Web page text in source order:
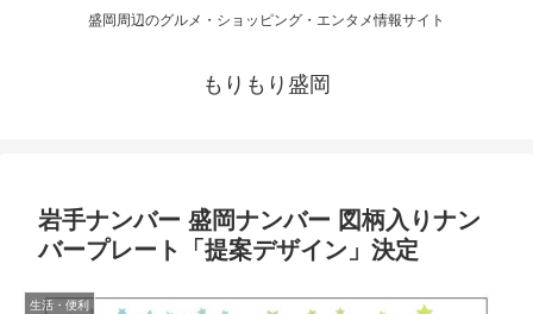
盛岡周辺のグルメ・ショッピング・エンタメ情報サイト
もりもり盛岡
岩手ナンバー 盛岡ナンバー 図柄入りナン
バープレート「提案デザイン」決定
生活・便利